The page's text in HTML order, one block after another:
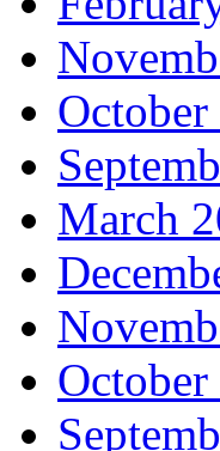
March
October